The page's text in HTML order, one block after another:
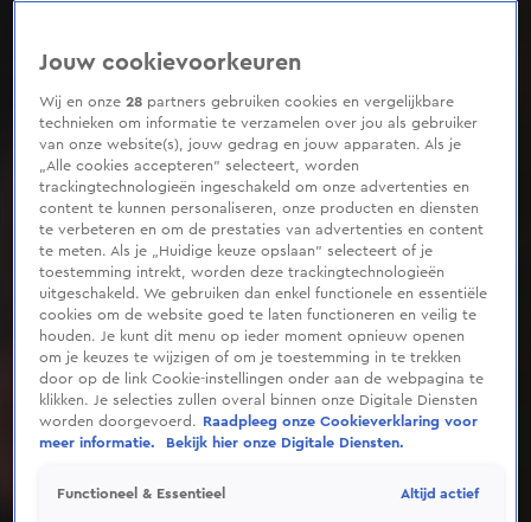
Jouw cookievoorkeuren
Wij en onze28 partners gebruiken cookies en vergelijkbare
technieken om informatie te verzamelen over jou als gebruiker
van onze website(s), jouw gedrag en jouw apparaten. Als je
„Alle cookies accepteren” selecteert, worden
trackingtechnologieën ingeschakeld om onze advertenties en
content te kunnen personaliseren, onze producten en diensten
te verbeteren en om de prestaties van advertenties en content
te meten. Als je „Huidige keuze opslaan” selecteert of je
toestemming intrekt, worden deze trackingtechnologieën
uitgeschakeld. We gebruiken dan enkel functionele en essentiële
cookies om de website goed te laten functioneren en veilig te
houden. Je kunt dit menu op ieder moment opnieuw openen
om je keuzes te wijzigen of om je toestemming in te trekken
door op de link Cookie-instellingen onder aan de webpagina te
klikken. Je selecties zullen overal binnen onze Digitale Diensten
worden doorgevoerd.
Raadpleeg onze Cookieverklaring voor
meer informatie.
Bekijk hier onze Digitale Diensten.
Functioneel & Essentieel Altijd actief